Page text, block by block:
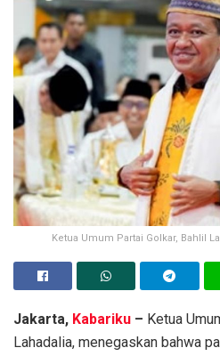
Ketua Umum Partai Golkar, Bahlil
Jakarta, Kabariku – Ketua
Lahadalia, menegaskan bahwa